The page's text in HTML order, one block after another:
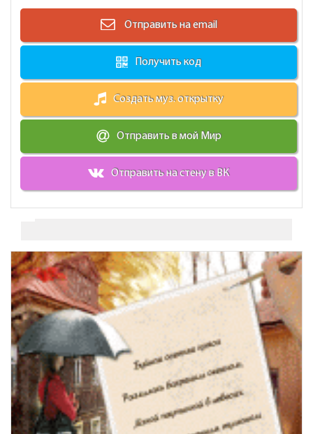
Отправить на email
Получить код
Создать муз. открытку
Отправить в мой Мир
Отправить на стену в ВК